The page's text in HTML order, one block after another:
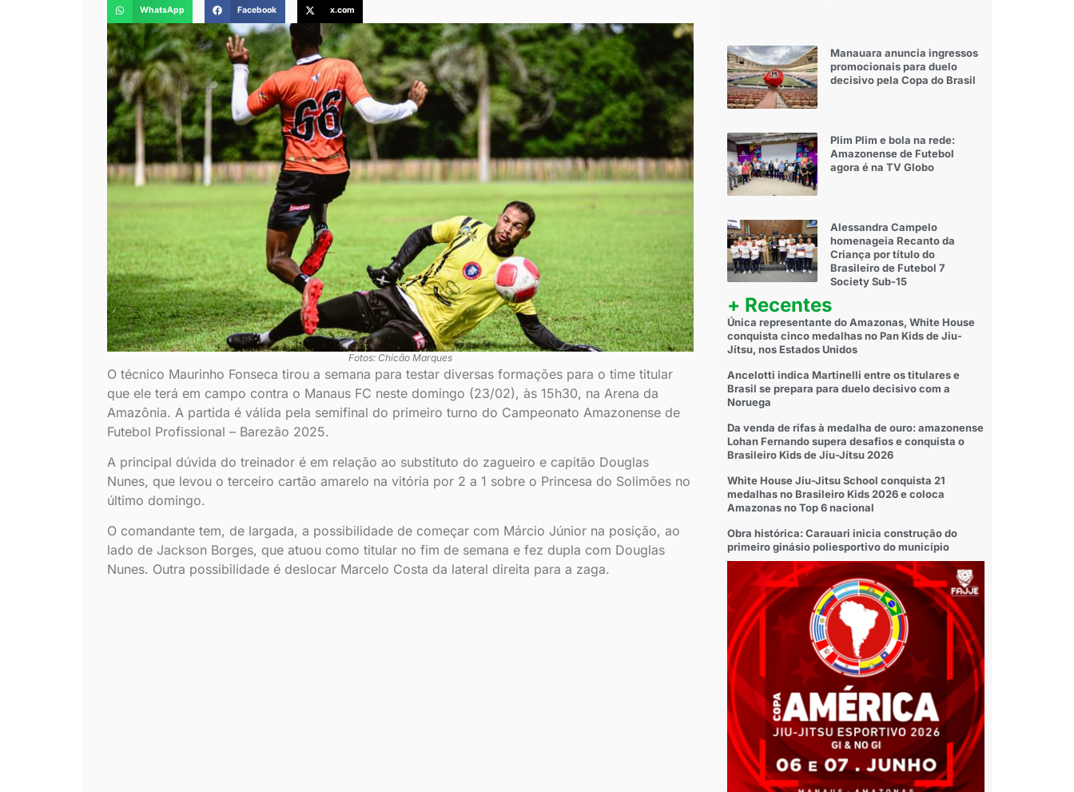
WhatsApp Facebook x.com
Fotos: Chicão Marques
O técnico Maurinho Fonseca tirou a semana para testar diversas formações para o time titular
que ele terá em campo contra o Manaus FC neste domingo (23/02), às 15h30, na Arena da
Amazônia. A partida é válida pela semifinal do primeiro turno do Campeonato Amazonense de
Futebol Profissional – Barezão 2025.
A principal dúvida do treinador é em relação ao substituto do zagueiro e capitão Douglas
Nunes, que levou o terceiro cartão amarelo na vitória por 2 a 1 sobre o Princesa do Solimões no
último domingo.
O comandante tem, de largada, a possibilidade de começar com Márcio Júnior na posição, ao
lado de Jackson Borges, que atuou como titular no fim de semana e fez dupla com Douglas
Nunes. Outra possibilidade é deslocar Marcelo Costa da lateral direita para a zaga.
Manauara anuncia ingressos
promocionais para duelo
decisivo pela Copa do Brasil
Plim Plim e bola na rede:
Amazonense de Futebol
agora é na TV Globo
Alessandra Campelo
homenageia Recanto da
Criança por título do
Brasileiro de Futebol 7
Society Sub-15
+ Recentes
Única representante do Amazonas, White House
conquista cinco medalhas no Pan Kids de Jiu-
Jítsu, nos Estados Unidos
Ancelotti indica Martinelli entre os titulares e
Brasil se prepara para duelo decisivo com a
Noruega
Da venda de rifas à medalha de ouro: amazonense
Lohan Fernando supera desafios e conquista o
Brasileiro Kids de Jiu-Jítsu 2026
White House Jiu-Jitsu School conquista 21
medalhas no Brasileiro Kids 2026 e coloca
Amazonas no Top 6 nacional
Obra histórica: Carauari inicia construção do
primeiro ginásio poliesportivo do município